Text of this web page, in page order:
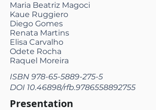
Maria Beatriz Magoci
Kaue Ruggiero
Diego Gomes
Renata Martins
Elisa Carvalho
Odete Rocha
Raquel Moreira
ISBN 978-65-5889-275-5
DOI 10.46898/rfb.9786558892755
Presentation